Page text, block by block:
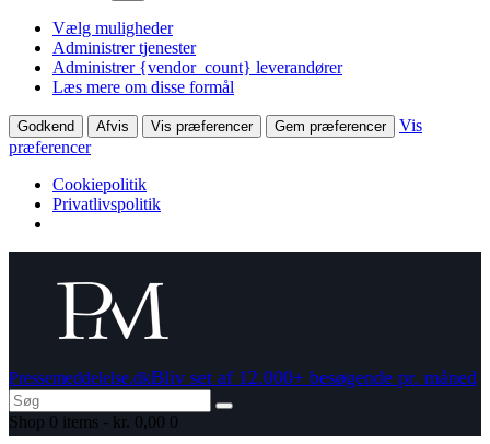
Vælg muligheder
Administrer tjenester
Administrer {vendor_count} leverandører
Læs mere om disse formål
Godkend Afvis Vis præferencer Gem præferencer
Vis
præferencer
Cookiepolitik
Privatlivspolitik
Pressemeddelelse.dkBliv set af 12.000+ besøgende pr. måned
Shop 0 items - kr. 0,00 0